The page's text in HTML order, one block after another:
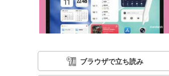
ブラウザで立ち読み